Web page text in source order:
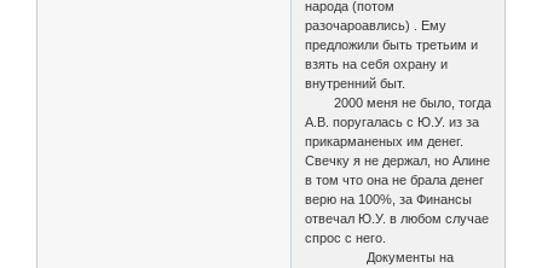
народа (потом
разочароавлись) . Ему
предложили быть третьим и
взять на себя охрану и
внутренний быт.
2000 меня не было, тогда
А.В. поругалась с Ю.У. из за
прикарманеных им денег.
Свечку я не держал, но Алине
в том что она не брала денег
верю на 100%, за Финансы
отвечал Ю.У. в любом случае
спрос с него.
Документы на